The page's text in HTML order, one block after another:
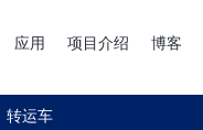
应用 项目介绍 博客
转运车